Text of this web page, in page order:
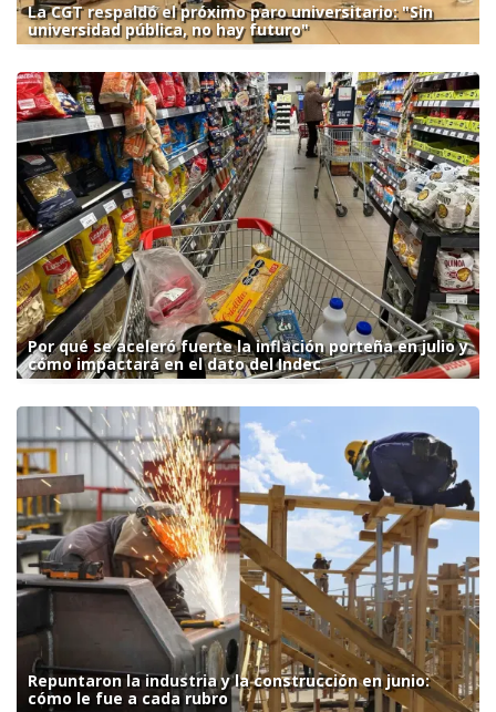
La CGT respaldó el próximo paro universitario: "Sin
universidad pública, no hay futuro"
Por qué se aceleró fuerte la inflación porteña en julio y
cómo impactará en el dato del Indec
Repuntaron la industria y la construcción en junio:
cómo le fue a cada rubro